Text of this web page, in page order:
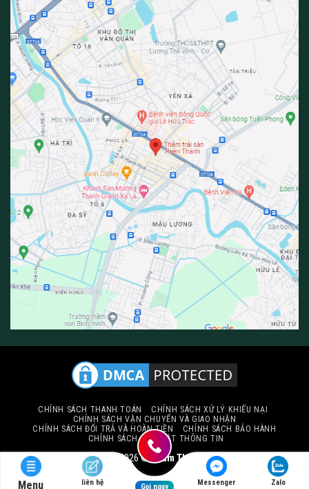
CHÍNH SÁCH THANH TOÁN
CHÍNH SÁCH XỬ LÝ KHIẾU NẠI
CHÍNH SÁCH VẬN CHUYỂN VÀ GIAO NHẬN
CHÍNH SÁCH ĐỔI TRẢ VÀ HOÀN TIỀN
CHÍNH SÁCH BẢO HÀNH
CHÍNH SÁCH BẢO MẬT THÔNG TIN
Copyright 2026 © Thảm Thiên Thành
Menu liên hệ Gọi ngay Messenger Zalo